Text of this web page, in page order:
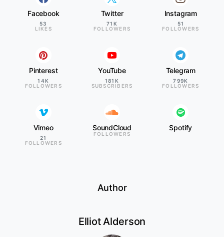
Facebook
53
LIKES
Twitter
71K
FOLLOWERS
Instagram
51
FOLLOWERS
Pinterest
14K
FOLLOWERS
YouTube
181K
SUBSCRIBERS
Telegram
799K
FOLLOWERS
Vimeo
21
FOLLOWERS
SoundCloud
FOLLOWERS
Spotify
Author
Elliot Alderson